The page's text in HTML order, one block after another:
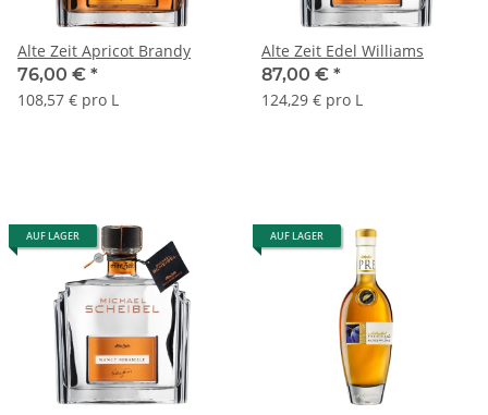
Alte Zeit Apricot Brandy
76,00 € *
108,57 € pro L
Alte Zeit Edel Williams
87,00 € *
124,29 € pro L
AUF LAGER AUF LAGER